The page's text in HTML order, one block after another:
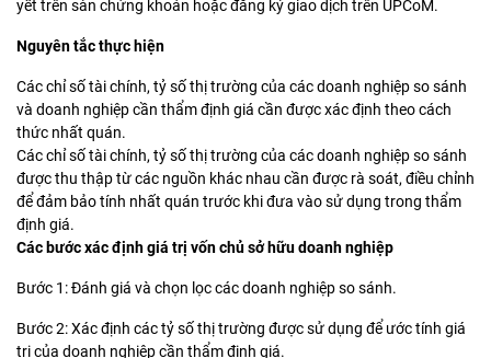
yết trên sàn chứng khoán hoặc đăng ký giao dịch trên UPCoM.
Nguyên tắc thực hiện
Các chỉ số tài chính, tỷ số thị trường của các doanh nghiệp so sánh
và doanh nghiệp cần thẩm định giá cần được xác định theo cách
thức nhất quán.
Các chỉ số tài chính, tỷ số thị trường của các doanh nghiệp so sánh
được thu thập từ các nguồn khác nhau cần được rà soát, điều chỉnh
để đảm bảo tính nhất quán trước khi đưa vào sử dụng trong thẩm
định giá.
Các bước xác định giá trị vốn chủ sở hữu doanh nghiệp
Bước 1: Đánh giá và chọn lọc các doanh nghiệp so sánh.
Bước 2: Xác định các tỷ số thị trường được sử dụng để ước tính giá
trị của doanh nghiệp cần thẩm định giá.